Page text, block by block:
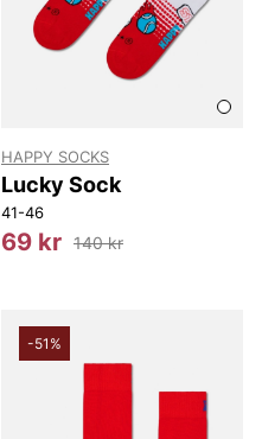
HAPPY SOCKS
Lucky Sock
41-46
69 kr 140 kr
-51%